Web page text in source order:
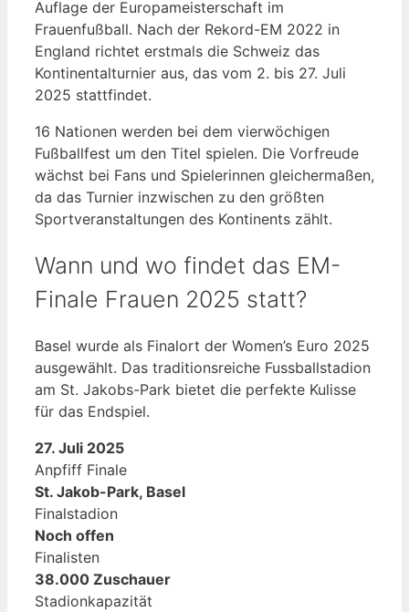
Auflage der Europameisterschaft im
Frauenfußball. Nach der Rekord-EM 2022 in
England richtet erstmals die Schweiz das
Kontinentalturnier aus, das vom 2. bis 27. Juli
2025 stattfindet.
16 Nationen werden bei dem vierwöchigen
Fußballfest um den Titel spielen. Die Vorfreude
wächst bei Fans und Spielerinnen gleichermaßen,
da das Turnier inzwischen zu den größten
Sportveranstaltungen des Kontinents zählt.
Wann und wo findet das EM-
Finale Frauen 2025 statt?
Basel wurde als Finalort der Women’s Euro 2025
ausgewählt. Das traditionsreiche Fussballstadion
am St. Jakobs-Park bietet die perfekte Kulisse
für das Endspiel.
27. Juli 2025
Anpfiff Finale
St. Jakob-Park, Basel
Finalstadion
Noch offen
Finalisten
38.000 Zuschauer
Stadionkapazität